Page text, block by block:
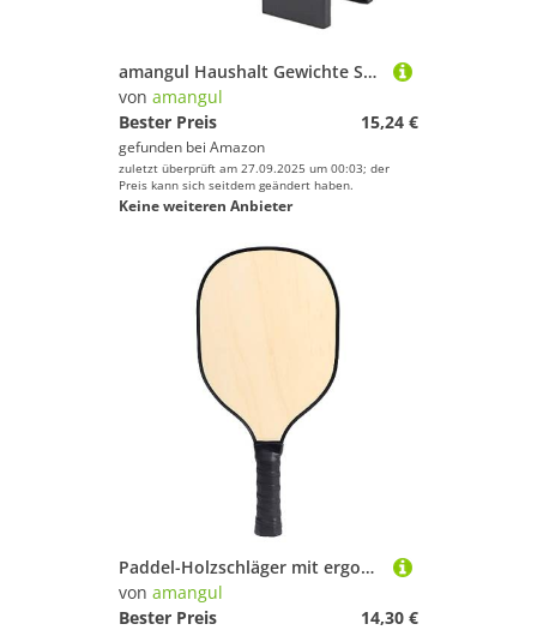
amangul Haushalt Gewichte Ständer für Kurzhanteln Hantelablage 3 Hantel Hantelablage Aufbewahrung Hantelablage
von amangul
Bester Preis
15,24 €
gefunden bei Amazon
zuletzt überprüft am 27.09.2025 um 00:03; der
Preis kann sich seitdem geändert haben.
Keine weiteren Anbieter
Paddel-Holzschläger mit ergonomischem gepolstertem Griff, ideal für Männer & Frauen & Anfänger, Paddel/Tischtennisschläger
von amangul
Bester Preis
14,30 €